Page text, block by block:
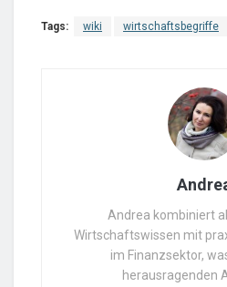
Tags: wiki wirtschaftsbegriffe
Andrea kombiniert
Wirtschaftswissen mit
im Finanzsektor,
herausragenden